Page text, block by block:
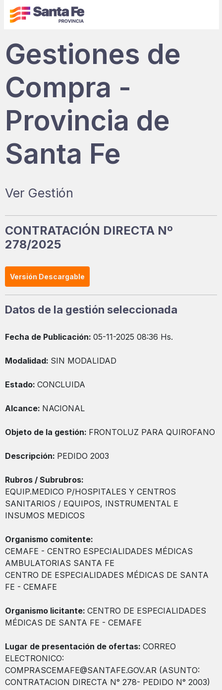
Gestiones de
Compra -
Provincia de
Santa Fe
Ver Gestión
CONTRATACIÓN DIRECTA Nº
278/2025
Versión Descargable
Datos de la gestión seleccionada
Fecha de Publicación: 05-11-2025 08:36 Hs.
Modalidad: SIN MODALIDAD
Estado: CONCLUIDA
Alcance: NACIONAL
Objeto de la gestión: FRONTOLUZ PARA QUIROFANO
Descripción: PEDIDO 2003
Rubros / Subrubros:
EQUIP.MEDICO P/HOSPITALES Y CENTROS
SANITARIOS / EQUIPOS, INSTRUMENTAL E
INSUMOS MEDICOS
Organismo comitente:
CEMAFE - CENTRO ESPECIALIDADES MÉDICAS
AMBULATORIAS SANTA FE
CENTRO DE ESPECIALIDADES MÉDICAS DE SANTA
FE - CEMAFE
Organismo licitante: CENTRO DE ESPECIALIDADES
MÉDICAS DE SANTA FE - CEMAFE
Lugar de presentación de ofertas: CORREO
ELECTRONICO:
COMPRASCEMAFE@SANTAFE.GOV.AR (ASUNTO:
CONTRATACION DIRECTA N° 278- PEDIDO N° 2003)